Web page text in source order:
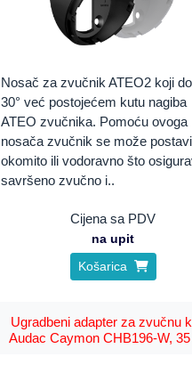
Nosač za zvučnik ATEO2 koji
30° već postojećem kutu nagiba
ATEO zvučnika. Pomoću ovoga
nosača zvučnik se može
okomito ili vodoravno što
savršeno zvučno i..
Cijena sa PDV
na upit
Košarica
Ugradbeni adapter za zvučnu
Audac Caymon CHB196-W,